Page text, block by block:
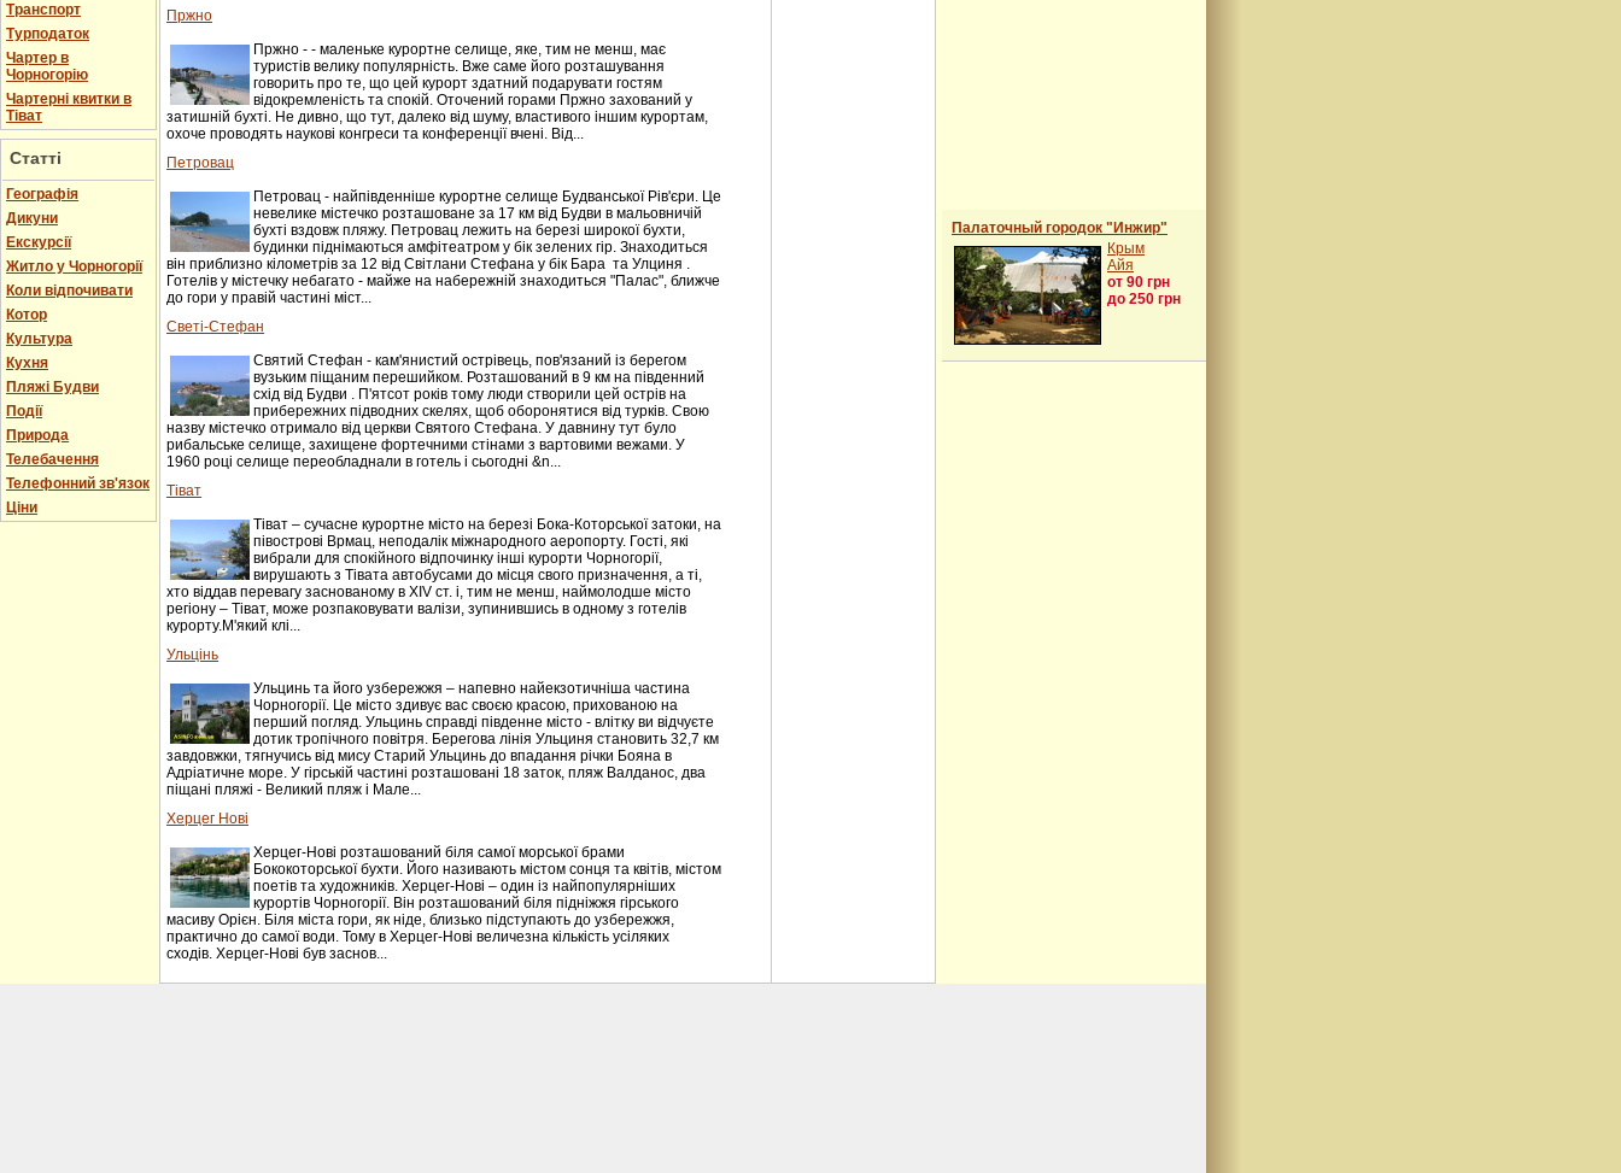
Транспорт
Турподаток
Чартер в
Чорногорію
Чартерні квитки в
Тіват
Статті
Географія
Дикуни
Екскурсії
Житло у Чорногорії
Коли відпочивати
Котор
Культура
Кухня
Пляжі Будви
Події
Природа
Телебачення
Телефонний зв'язок
Ціни
Пржно
Пржно - - маленьке курортне селище, яке, тим не менш, має
туристів велику популярність. Вже саме його розташування
говорить про те, що цей курорт здатний подарувати гостям
відокремленість та спокій. Оточений горами Пржно захований у
затишній бухті. Не дивно, що тут, далеко від шуму, властивого іншим курортам,
охоче проводять наукові конгреси та конференції вчені. Від...
Петровац
Петровац - найпівденніше курортне селище Будванської Рів'єри. Це
невелике містечко розташоване за 17 км від Будви в мальовничій
бухті вздовж пляжу. Петровац лежить на березі широкої бухти,
будинки піднімаються амфітеатром у бік зелених гір. Знаходиться
він приблизно кілометрів за 12 від Світлани Стефана у бік Бара та Улциня .
Готелів у містечку небагато - майже на набережній знаходиться "Палас", ближче
до гори у правій частині міст...
Светі-Стефан
Святий Стефан - кам'янистий острівець, пов'язаний із берегом
вузьким піщаним перешийком. Розташований в 9 км на південний
схід від Будви . П'ятсот років тому люди створили цей острів на
прибережних підводних скелях, щоб оборонятися від турків. Свою
назву містечко отримало від церкви Святого Стефана. У давнину тут було
рибальське селище, захищене фортечними стінами з вартовими вежами. У
1960 році селище переобладнали в готель і сьогодні &n...
Тіват
Тіват – сучасне курортне місто на березі Бока-Которської затоки, на
півострові Врмац, неподалік міжнародного аеропорту. Гості, які
вибрали для спокійного відпочинку інші курорти Чорногорії,
вирушають з Тівата автобусами до місця свого призначення, а ті,
хто віддав перевагу заснованому в XIV ст. і, тим не менш, наймолодше місто
регіону – Тіват, може розпаковувати валізи, зупинившись в одному з готелів
курорту.М'який клі...
Ульцінь
Ульцинь та його узбережжя – напевно найекзотичніша частина
Чорногорії. Це місто здивує вас своєю красою, прихованою на
перший погляд. Ульцинь справді південне місто - влітку ви відчуєте
дотик тропічного повітря. Берегова лінія Ульциня становить 32,7 км
завдовжки, тягнучись від мису Старий Ульцинь до впадання річки Бояна в
Адріатичне море. У гірській частині розташовані 18 заток, пляж Валданос, два
піщані пляжі - Великий пляж і Мале...
Херцег Нові
Херцег-Нові розташований біля самої морської брами
Бококоторської бухти. Його називають містом сонця та квітів, містом
поетів та художників. Херцег-Нові – один із найпопулярніших
курортів Чорногорії. Він розташований біля підніжжя гірського
масиву Орієн. Біля міста гори, як ніде, близько підступають до узбережжя,
практично до самої води. Тому в Херцег-Нові величезна кількість усіляких
сходів. Херцег-Нові був заснов...
Палаточный городок "Инжир"
Крым
Айя
от 90 грн
до 250 грн